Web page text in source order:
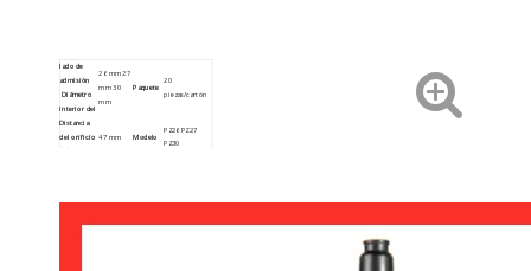
lado de
admisión
Diámetro
interior del
26 mm 27
mm 30
mm
Paquete
20
piezas/cartón
Distancia
del orificio
del perno
47 mm Modelo
PZ26 PZ27
PZ30